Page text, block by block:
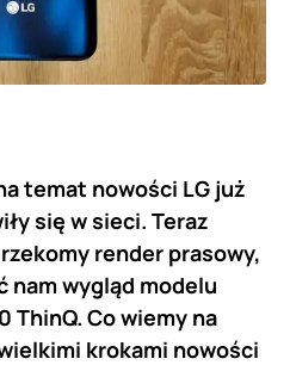
temat nowości LG już
się w sieci. Teraz
render prasowy,
nam wygląd modelu
ThinQ. Co wiemy na
krokami nowości